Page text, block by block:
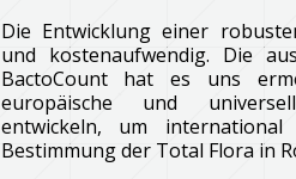
Die Entwicklung einer
und kostenaufwendig. Die
BactoCount hat es uns
europäische und
entwickeln, um
Bestimmung der Total Flora in